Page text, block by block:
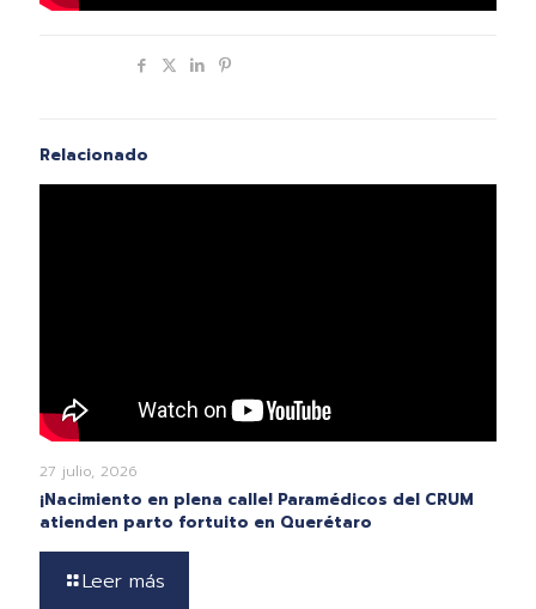
Relacionado
27 julio, 2026
¡Nacimiento en plena calle! Paramédicos del CRUM
atienden parto fortuito en Querétaro
Leer más